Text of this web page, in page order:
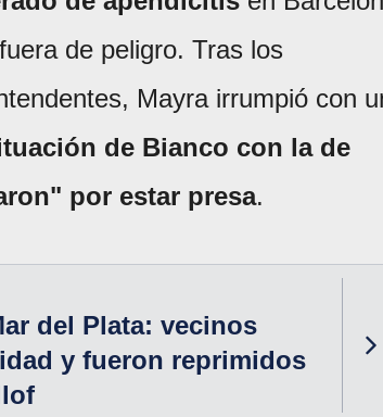
de peligro. Tras los
Mayra irrumpió con
de Bianco con la de
por estar presa.
del Plata: vecinos
y fueron reprimidos